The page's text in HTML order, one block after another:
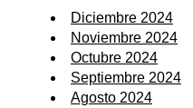
Diciembre 2024
Noviembre 2024
Octubre 2024
Septiembre 2024
Agosto 2024